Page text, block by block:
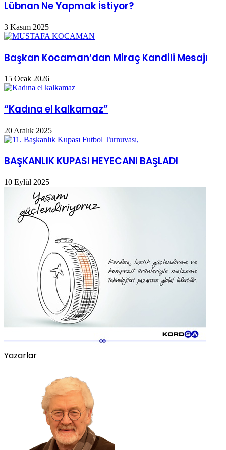
Lübnan Ne Yapmak İstiyor?
3 Kasım 2025
Başkan Kocaman’dan Miraç Kandili Mesajı
15 Ocak 2026
“Kadına el kalkamaz”
20 Aralık 2025
BAŞKANLIK KUPASI HEYECANI BAŞLADI
10 Eylül 2025
Yazarlar